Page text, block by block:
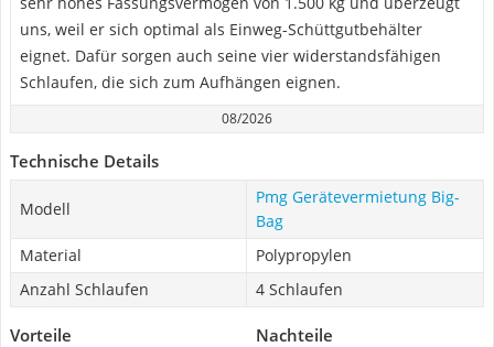
uns, weil er sich optimal als Einweg-Schüttgutbehälter
eignet. Dafür sorgen auch seine vier widerstandsfähigen
Schlaufen, die sich zum Aufhängen eignen.
08/2026
Technische Details
Modell
Pmg Gerätevermietung Big-
Bag
Material
Polypropylen
Anzahl Schlaufen
4 Schlaufen
Vorteile Nachteile